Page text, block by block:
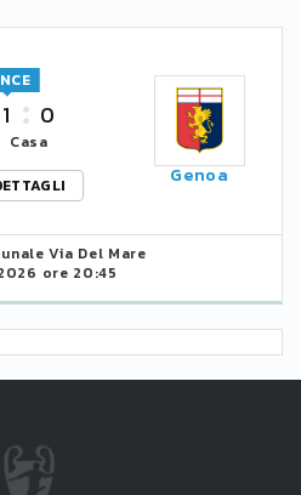
1 0
Casa
Genoa
Via Del Mare
ore 20:45